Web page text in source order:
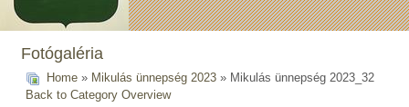
Fotógaléria
Home » Mikulás ünnepség 2023 » Mikulás ünnepség 2023_32
Back to Category Overview